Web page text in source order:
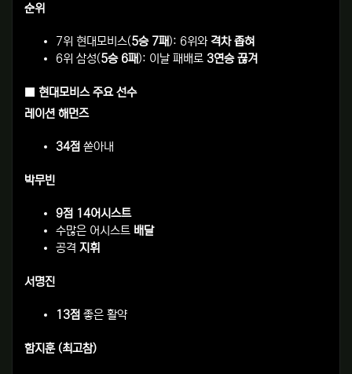
순위
7위 현대모비스(5승 7패): 6위와 격차 좁혀
6위 삼성(5승 6패): 이날 패배로 3연승 끊겨
■ 현대모비스 주요 선수
레이션 해먼즈
34점 쏟아내
박무빈
9점 14어시스트
수많은 어시스트 배달
공격 지휘
서명진
13점 좋은 활약
함지훈 (최고참)